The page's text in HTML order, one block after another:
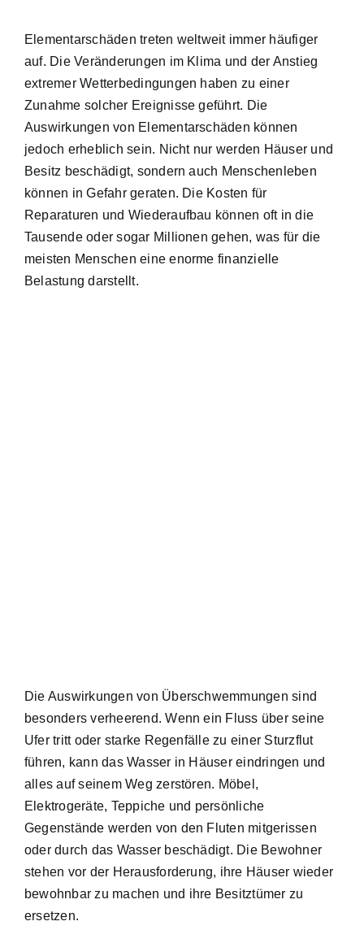
Elementarschäden treten weltweit immer häufiger
auf. Die Veränderungen im Klima und der Anstieg
extremer Wetterbedingungen haben zu einer
Zunahme solcher Ereignisse geführt. Die
Auswirkungen von Elementarschäden können
jedoch erheblich sein. Nicht nur werden Häuser und
Besitz beschädigt, sondern auch Menschenleben
können in Gefahr geraten. Die Kosten für
Reparaturen und Wiederaufbau können oft in die
Tausende oder sogar Millionen gehen, was für die
meisten Menschen eine enorme finanzielle
Belastung darstellt.
Die Auswirkungen von Überschwemmungen sind
besonders verheerend. Wenn ein Fluss über seine
Ufer tritt oder starke Regenfälle zu einer Sturzflut
führen, kann das Wasser in Häuser eindringen und
alles auf seinem Weg zerstören. Möbel,
Elektrogeräte, Teppiche und persönliche
Gegenstände werden von den Fluten mitgerissen
oder durch das Wasser beschädigt. Die Bewohner
stehen vor der Herausforderung, ihre Häuser wieder
bewohnbar zu machen und ihre Besitztümer zu
ersetzen.